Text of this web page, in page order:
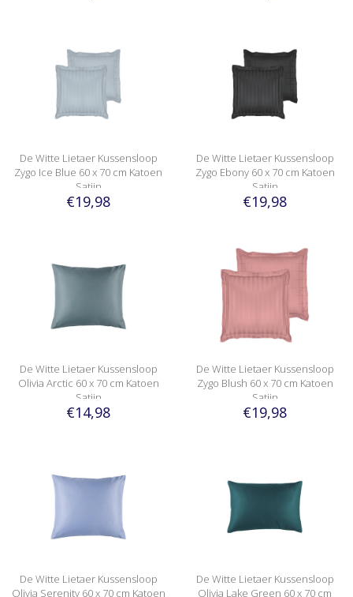
De Witte Lietaer Kussensloop
Zygo Ice Blue 60 x 70 cm Katoen
Satijn
€19,98
De Witte Lietaer Kussensloop
Zygo Ebony 60 x 70 cm Katoen
Satijn
€19,98
De Witte Lietaer Kussensloop
Olivia Arctic 60 x 70 cm Katoen
Satijn
€14,98
De Witte Lietaer Kussensloop
Zygo Blush 60 x 70 cm Katoen
Satijn
€19,98
De Witte Lietaer Kussensloop
Olivia Serenity 60 x 70 cm Katoen
De Witte Lietaer Kussensloop
Olivia Lake Green 60 x 70 cm